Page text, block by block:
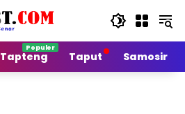
Tapteng Taput Samosir